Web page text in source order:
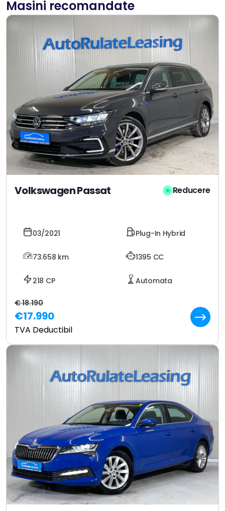
Masini recomandate
Volkswagen Passat Reducere
03/2021 Plug-In Hybrid
73.658 km 1395 CC
218 CP Automata
€ 18.190
€17.990
TVA Deductibil